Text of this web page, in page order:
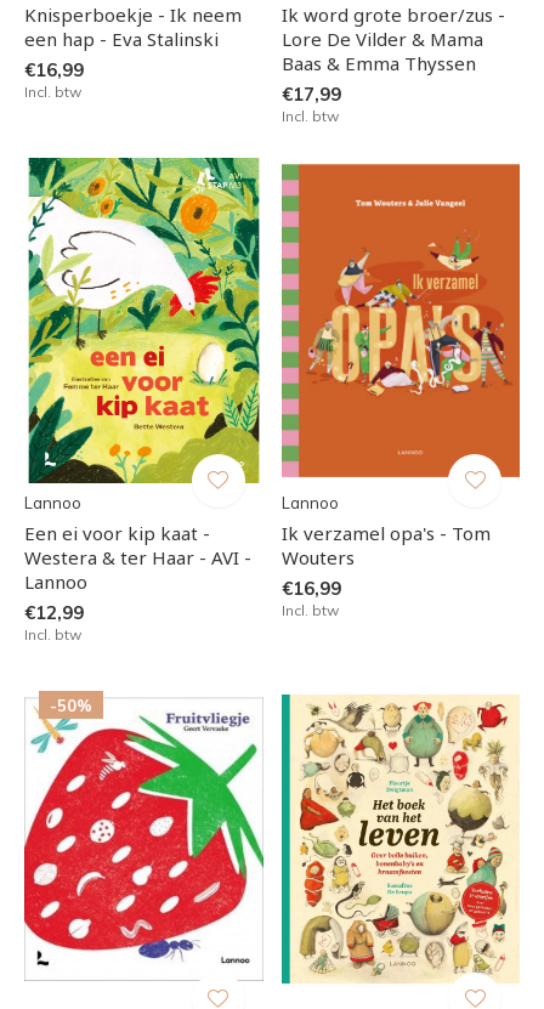
Knisperboekje - Ik neem
een hap - Eva Stalinski
€16,99
Incl. btw
Ik word grote broer/zus -
Lore De Vilder & Mama
Baas & Emma Thyssen
€17,99
Incl. btw
Lannoo
Een ei voor kip kaat -
Westera & ter Haar - AVI -
Lannoo
€12,99
Incl. btw
Lannoo
Ik verzamel opa's - Tom
Wouters
€16,99
Incl. btw
-50%